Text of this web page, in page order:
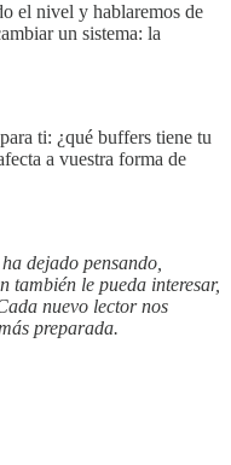
el nivel y hablaremos de
un sistema: la
ti: ¿qué buffers tiene tu
a vuestra forma de
dejado pensando,
también le pueda interesar,
nuevo lector nos
preparada.